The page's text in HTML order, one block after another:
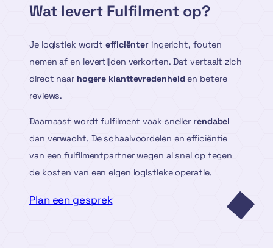
Wat levert Fulfilment op?
Je logistiek wordtefficiënter ingericht, fouten
nemen af en levertijden verkorten. Dat vertaalt zich
direct naar hogere klanttevredenheid en betere
reviews.
Daarnaast wordt fulfilment vaak sneller rendabel
dan verwacht. De schaalvoordelen en efficiëntie
van een fulfilmentpartner wegen al snel op tegen
de kosten van een eigen logistieke operatie.
Plan een gesprek